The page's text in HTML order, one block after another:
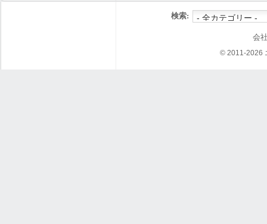
検索:
会
© 2011-2026